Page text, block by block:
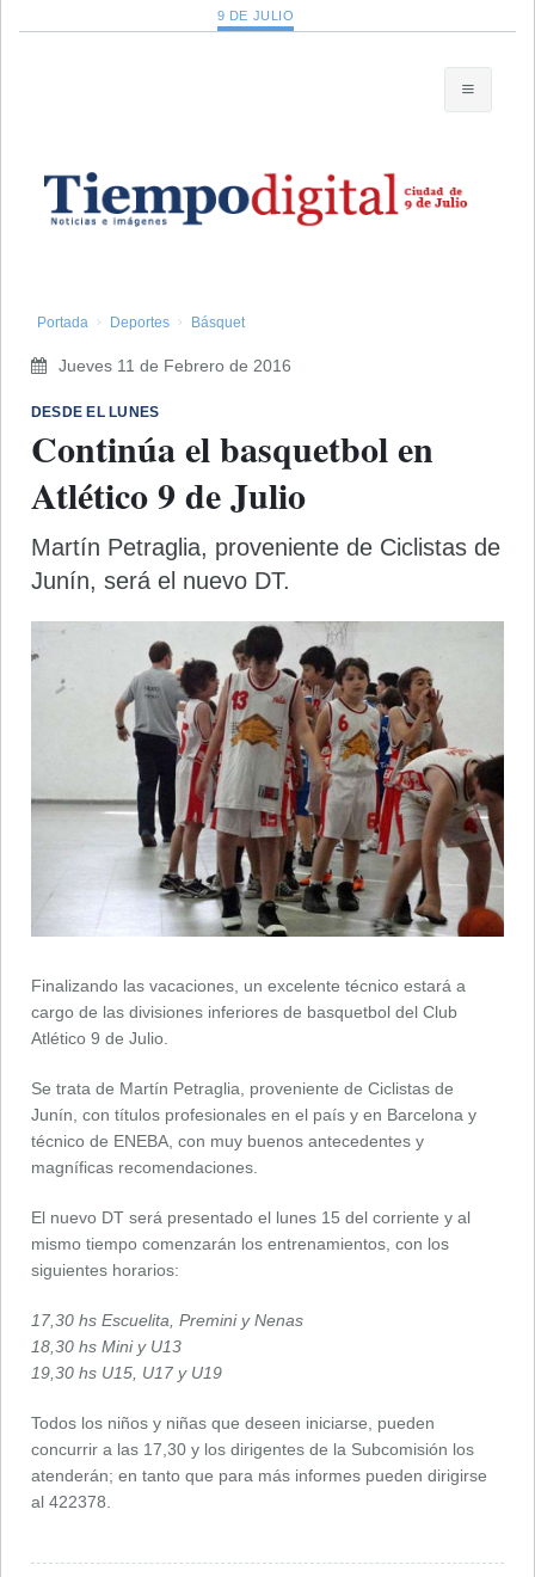
9 DE JULIO
Portada Deportes Básquet
Jueves 11 de Febrero de 2016
DESDE EL LUNES
Continúa el basquetbol en
Atlético 9 de Julio
Martín Petraglia, proveniente de Ciclistas de
Junín, será el nuevo DT.
Finalizando las vacaciones, un excelente técnico estará a
cargo de las divisiones inferiores de basquetbol del Club
Atlético 9 de Julio.
Se trata de Martín Petraglia, proveniente de Ciclistas de
Junín, con títulos profesionales en el país y en Barcelona y
técnico de ENEBA, con muy buenos antecedentes y
magníficas recomendaciones.
El nuevo DT será presentado el lunes 15 del corriente y al
mismo tiempo comenzarán los entrenamientos, con los
siguientes horarios:
17,30 hs Escuelita, Premini y Nenas
18,30 hs Mini y U13
19,30 hs U15, U17 y U19
Todos los niños y niñas que deseen iniciarse, pueden
concurrir a las 17,30 y los dirigentes de la Subcomisión los
atenderán; en tanto que para más informes pueden dirigirse
al 422378.